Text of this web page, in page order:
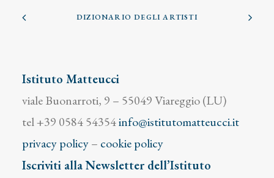
DIZIONARIO DEGLI ARTISTI
Istituto Matteucci
viale Buonarroti, 9 – 55049 Viareggio (LU)
tel +39 0584 54354info@istitutomatteucci.it
privacy policy– cookie policy
Iscriviti alla Newsletter dell’Istituto